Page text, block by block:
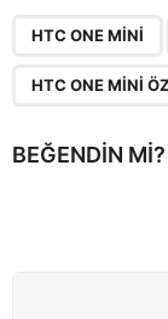
a
HTC ONE MINI
HTC ONE MINI
BEĞENDIN